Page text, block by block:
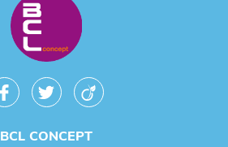
BCL CONCEPT